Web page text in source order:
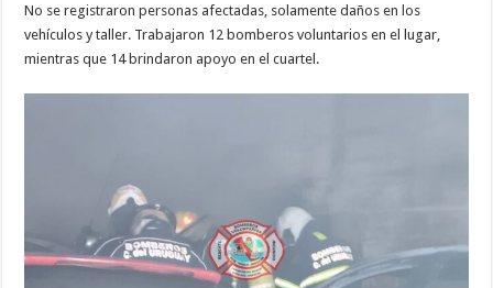
No se registraron personas afectadas, solamente daños en los
vehículos y taller. Trabajaron 12 bomberos voluntarios en el lugar,
mientras que 14 brindaron apoyo en el cuartel.